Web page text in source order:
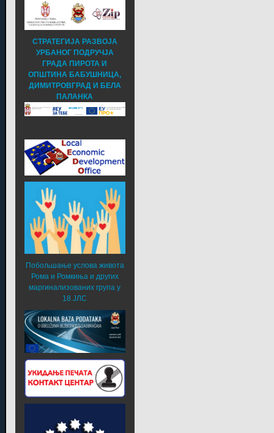
СТРАТЕГИЈА РАЗВОЈА
УРБАНОГ ПОДРУЧЈА
ГРАДА ПИРОТА И
ОПШТИНА БАБУШНИЦА,
ДИМИТРОВГРАД И БЕЛА
ПАЛАНКА
Побољшање услова живота
Рома и Ромкиња и других
маргинализованих група у
18 ЈЛС